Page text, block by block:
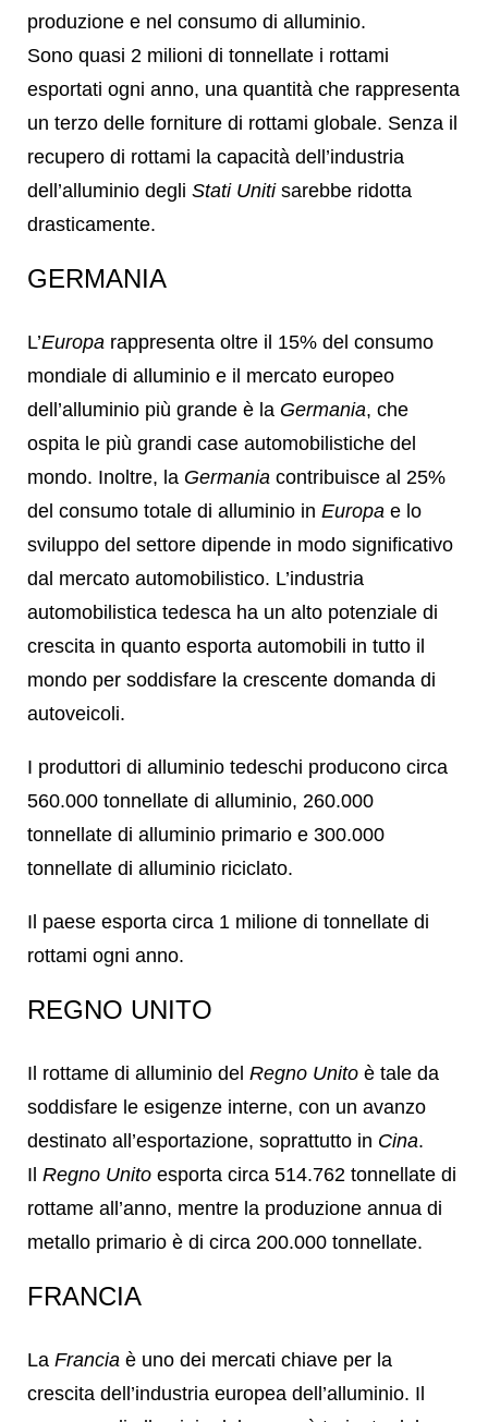
produzione e nel consumo di alluminio.
Sono quasi 2 milioni di tonnellate i rottami
esportati ogni anno, una quantità che rappresenta
un terzo delle forniture di rottami globale. Senza il
recupero di rottami la capacità dell’industria
dell’alluminio degli Stati Unitisarebbe ridotta
drasticamente.
GERMANIA
L’Europa rappresenta oltre il 15% del consumo
mondiale di alluminio e il mercato europeo
dell’alluminio più grande è la Germania, che
ospita le più grandi case automobilistiche del
mondo. Inoltre, la Germania contribuisce al 25%
del consumo totale di alluminio in Europa e lo
sviluppo del settore dipende in modo significativo
dal mercato automobilistico. L’industria
automobilistica tedesca ha un alto potenziale di
crescita in quanto esporta automobili in tutto il
mondo per soddisfare la crescente domanda di
autoveicoli.
I produttori di alluminio tedeschi producono circa
560.000 tonnellate di alluminio, 260.000
tonnellate di alluminio primario e 300.000
tonnellate di alluminio riciclato.
Il paese esporta circa 1 milione di tonnellate di
rottami ogni anno.
REGNO UNITO
Il rottame di alluminio del Regno Unito è tale da
soddisfare le esigenze interne, con un avanzo
destinato all’esportazione, soprattutto in Cina.
Il Regno Unito esporta circa 514.762 tonnellate di
rottame all’anno, mentre la produzione annua di
metallo primario è di circa 200.000 tonnellate.
FRANCIA
La Francia è uno dei mercati chiave per la
crescita dell’industria europea dell’alluminio. Il